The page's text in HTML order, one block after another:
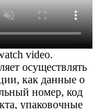
video.
осуществлять
как данные о
номер, код
упаковочные